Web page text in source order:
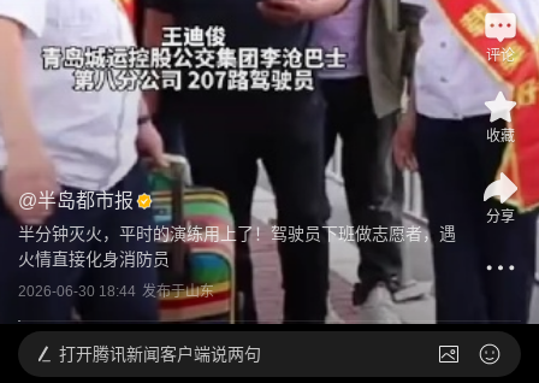
@半岛都市报
半分钟灭火，平时的演练用上了！驾驶员下班做志愿者，遇
火情直接化身消防员
2026-06-30 18:44 发布于山东
评论
收藏
分享
打开腾讯新闻客户端说两句